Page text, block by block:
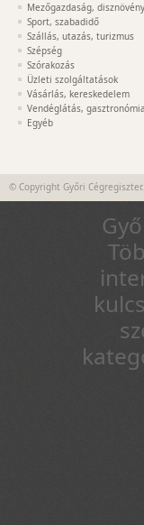
Mezőgazdaság, disznövény
Sport, szabadidő
Szállás, utazás, turizmus
Szépség
Szórakozás
Üzleti szolgáltatások
Vásárlás, kereskedelem
Vendéglátás, gasztronómia
Egyéb
© Copyright Győri